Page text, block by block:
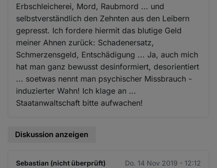
Erbschleicherei, Mord, Raubmord ... und
selbstverständlich den Zehnten aus den Leibern
gepresst. Ich fordere hiermit das blutige Geld
meiner Ahnen zurück: Schadenersatz,
Schmerzensgeld, Entschädigung ... Ja, auch mich
hat man ganz bewusst desinformiert, desorientiert
... soetwas nennt man psychischer Missbrauch -
induzierter Wahn! Ich klage an ...
Staatanwaltschaft bitte aufwachen!
Diskussion anzeigen
Sebastian (nicht überprüft) Do. 14 Nov 2019 - 12:12